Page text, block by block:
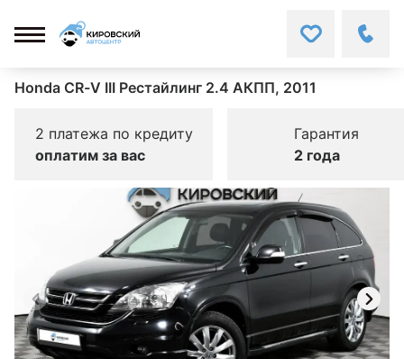
Honda CR-V III Рестайлинг 2.4 АКПП, 2011
2 платежа по кредиту
оплатим за вас
Гарантия
2 года